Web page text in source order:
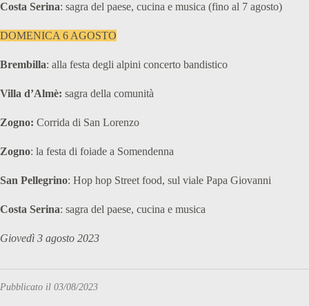
Costa Serina: sagra del paese, cucina e musica (fino al 7 agosto)
DOMENICA 6 AGOSTO
Brembilla: alla festa degli alpini concerto bandistico
Villa d’Almè: sagra della comunità
Zogno: Corrida di San Lorenzo
Zogno: la festa di foiade a Somendenna
San Pellegrino: Hop hop Street food, sul viale Papa Giovanni
Costa Serina: sagra del paese, cucina e musica
Giovedì 3 agosto 2023
Pubblicato il 03/08/2023